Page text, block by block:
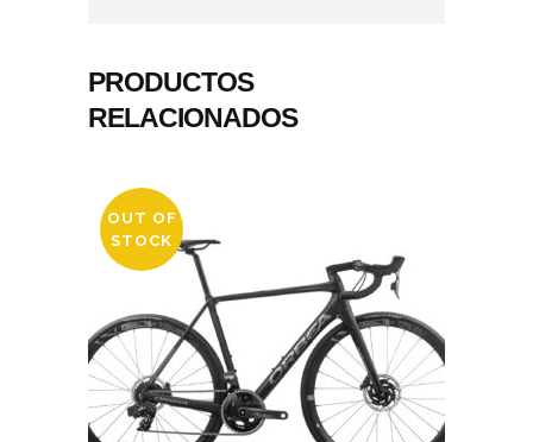
PRODUCTOS
RELACIONADOS
OUT OF
STOCK